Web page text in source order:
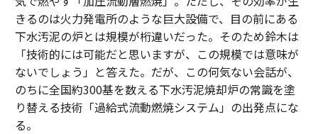
きるのは火力発電所のような巨大設備で、目の前にある
下水汚泥の炉とは規模が桁違いだった。そのため鈴木は
「技術的には可能だと思いますが、この規模では意味が
ないでしょう」と答えた。だが、この何気ない会話が、
のちに全国約300基を数える下水汚泥焼却炉の常識を塗
り替える技術「過給式流動燃焼システム」の出発点にな
る。